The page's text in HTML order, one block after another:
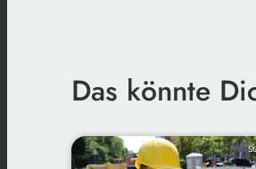
Das könnte